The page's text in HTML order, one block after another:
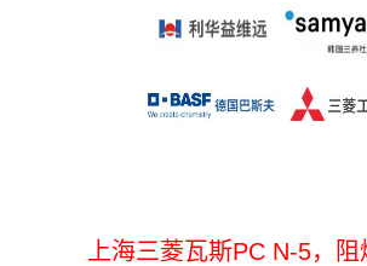
上海三菱瓦斯PC N-5，阻